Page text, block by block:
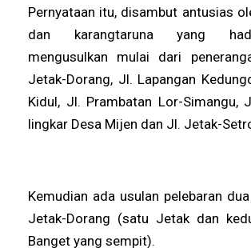
Pernyataan itu, disambut antusias
dan karangtaruna yang
mengusulkan mulai dari
Jetak-Dorang, Jl. Lapangan
Kidul, Jl. Prambatan Lor-Simangu,
lingkar Desa Mijen dan Jl. Jetak-
Kemudian ada usulan pelebaran
Jetak-Dorang (satu Jetak dan
Banget yang sempit).